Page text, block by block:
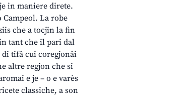
in maniere direte.
Campeol. La robe
che a tocjin la fin
tant che il pari dal
tifâ cui coregjonâi
altre regjon che si
e je – o e varès
classiche, a son